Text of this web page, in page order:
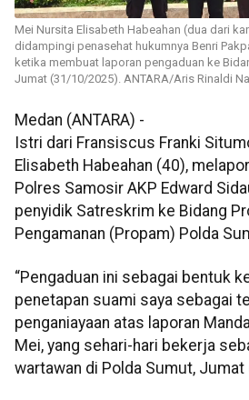
Mei Nursita Elisabeth Habeahan (dua dari
didampingi penasehat hukumnya Benri
ketika membuat laporan pengaduan ke
Jumat (31/10/2025). ANTARA/Aris Rinaldi
Medan (ANTARA) -
Istri dari Fransiscus Franki
Elisabeth Habeahan (40),
Polres Samosir AKP Edward
penyidik Satreskrim ke Bidang
Pengamanan (Propam) Polda
“Pengaduan ini sebagai bentuk
penetapan suami saya sebagai
penganiayaan atas laporan
Mei, yang sehari-hari bekerja
wartawan di Polda Sumut,